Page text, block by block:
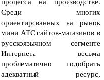
процесса на производстве.
Среди многих
ориентированных на рынок
мини АТС сайтов-магазинов в
русскоязычном сегменте
Интернета весьма
проблематично подобрать
адекватный ресурс,